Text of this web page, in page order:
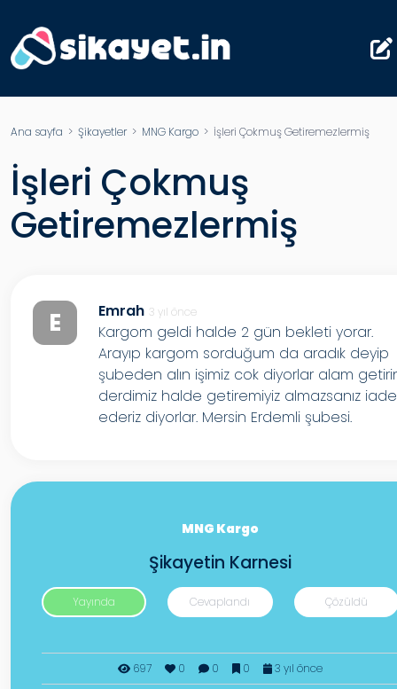
Ana sayfa > Şikayetler> MNG Kargo > İşleri Çokmuş Getiremezlermiş
İşleri Çokmuş
Getiremezlermiş
E Emrah 3 yıl önce
Kargom geldi halde 2 gün bekleti yorar.
Arayıp kargom sorduğum da aradık deyip
şubeden alın işimiz cok diyorlar alam
derdimiz halde getiremiyiz almazsanız iade
ederiz diyorlar. Mersin Erdemli şubesi.
MNG Kargo
Şikayetin Karnesi
Yayında Cevaplandı Çözüldü
697 0 0 0 3 yıl önce